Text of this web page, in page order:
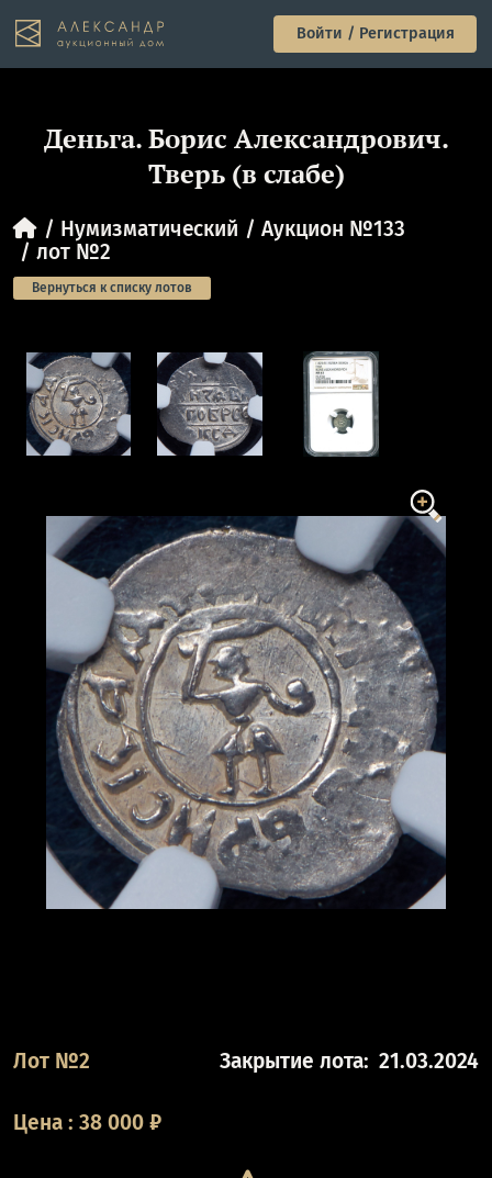
Войти / Регистрация
Деньга. Борис Александрович.
Тверь (в слабе)
Нумизматический
Аукцион №133
лот №2
Вернуться к списку лотов
Лот №2 Закрытие лота: 21.03.2024
Цена : 38 000 ₽